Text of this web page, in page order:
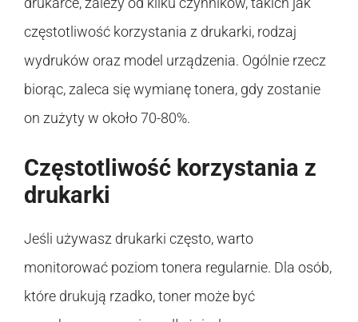
częstotliwość korzystania z drukarki, rodzaj
wydruków oraz model urządzenia. Ogólnie rzecz
biorąc, zaleca się wymianę tonera, gdy zostanie
on zużyty w około 70-80%.
Częstotliwość korzystania z
drukarki
Jeśli używasz drukarki często, warto
monitorować poziom tonera regularnie. Dla osób,
które drukują rzadko, toner może być